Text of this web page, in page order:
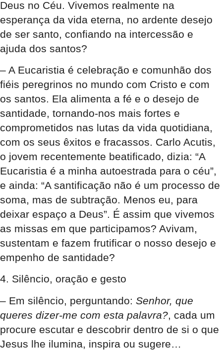
Deus no Céu. Vivemos realmente na
esperança da vida eterna, no ardente desejo
de ser santo, confiando na intercessão e
ajuda dos santos?
– A Eucaristia é celebração e comunhão dos
fiéis peregrinos no mundo com Cristo e com
os santos. Ela alimenta a fé e o desejo de
santidade, tornando-nos mais fortes e
comprometidos nas lutas da vida quotidiana,
com os seus êxitos e fracassos. Carlo Acutis,
o jovem recentemente beatificado, dizia: “A
Eucaristia é a minha autoestrada para o céu”,
e ainda: “A santificação não é um processo de
soma, mas de subtração. Menos eu, para
deixar espaço a Deus”. É assim que vivemos
as missas em que participamos? Avivam,
sustentam e fazem frutificar o nosso desejo e
empenho de santidade?
4. Silêncio, oração e gesto
– Em silêncio, perguntando: Senhor, que
queres dizer-me com esta palavra?, cada um
procure escutar e descobrir dentro de si o que
Jesus lhe ilumina, inspira ou sugere…